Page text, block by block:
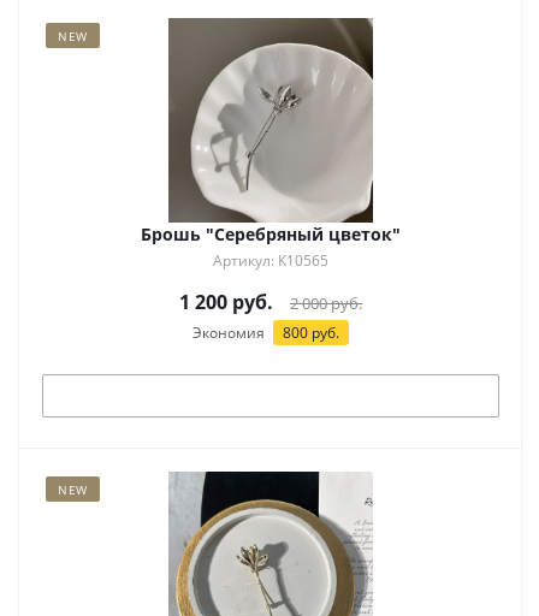
NEW
Брошь "Серебряный цветок"
Артикул: К10565
1 200 руб. 2 000руб.
Экономия 800 руб.
NEW